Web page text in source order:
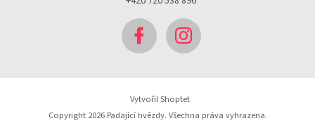
Vytvořil Shoptet
Copyright 2026 Padající hvězdy. Všechna práva vyhrazena.